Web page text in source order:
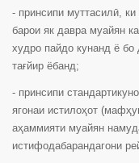
- принсипи муттасилӣ, ки
барои як давра муайян
худро пайдо кунанд ё
тағйир ёбанд;
- принсипи
ягонаи истилоҳот
аҳаммияти муайян
истифодабарандагони